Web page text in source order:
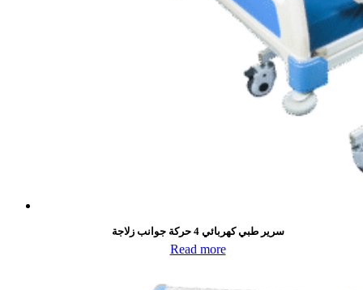
سرير طبي كهربائي 4 حركة جوانب زلاجة
Read more